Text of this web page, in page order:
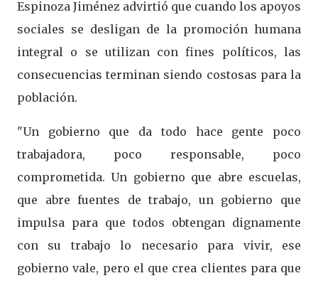
Espinoza Jiménez advirtió que cuando los apoyos
sociales se desligan de la promoción humana
integral o se utilizan con fines políticos, las
consecuencias terminan siendo costosas para la
población.
"Un gobierno que da todo hace gente poco
trabajadora, poco responsable, poco
comprometida. Un gobierno que abre escuelas,
que abre fuentes de trabajo, un gobierno que
impulsa para que todos obtengan dignamente
con su trabajo lo necesario para vivir, ese
gobierno vale, pero el que crea clientes para que